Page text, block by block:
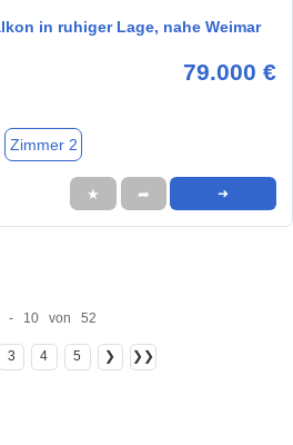
in ruhiger Lage, nahe Weimar
79.000 €
Zimmer 2
★ ➦ ➜
- 10 von 52
3 4 5 ❯ ❯❯